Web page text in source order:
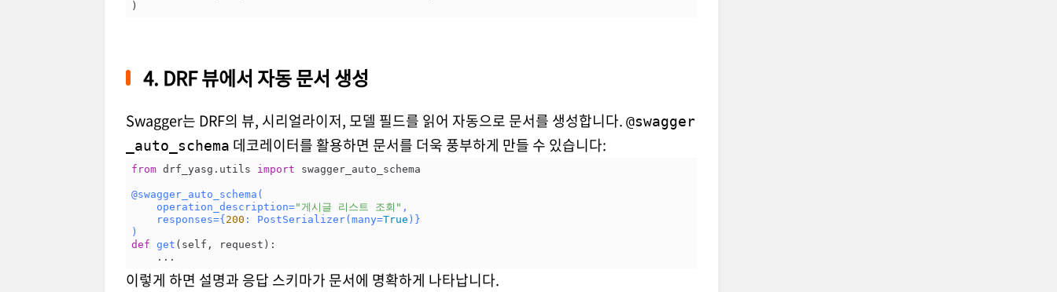
4. DRF 뷰에서 자동 문서 생성
Swagger는 DRF의 뷰, 시리얼라이저, 모델 필드를 읽어 자동으로 문서를 생성합니다. @swagger
_auto_schema 데코레이터를 활용하면 문서를 더욱 풍부하게 만들 수 있습니다:
from drf_yasg.utils import swagger_auto_schema
@swagger_auto_schema(
    operation_description=
"게시글 리스트 조회" ,
    responses={
200 : PostSerializer(many=True
)
def get ( self, request ):
이렇게 하면 설명과 응답 스키마가 문서에 명확하게 나타납니다.